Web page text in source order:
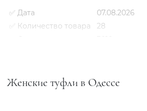
Женские туфли в Одессе
✅ Дата
07.08.2026
✅ Количество товара
28
товар